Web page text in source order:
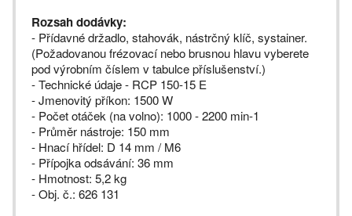
Rozsah dodávky:
- Přídavné držadlo, stahovák, nástrčný klíč, systainer.
(Požadovanou frézovací nebo brusnou hlavu vyberete
pod výrobním číslem v tabulce příslušenství.)
- Technické údaje - RCP 150-15 E
- Jmenovitý příkon: 1500 W
- Počet otáček (na volno): 1000 - 2200 min-1
- Průměr nástroje: 150 mm
- Hnací hřídel: D 14 mm / M6
- Přípojka odsávání: 36 mm
- Hmotnost: 5,2 kg
- Obj. č.: 626 131